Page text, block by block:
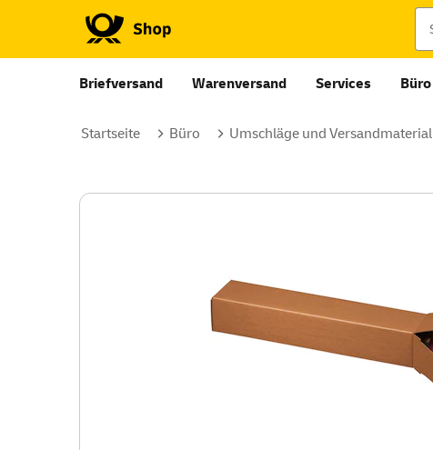
Briefversand Warenversand Services Büro
Startseite Büro Umschläge und Versandmaterial